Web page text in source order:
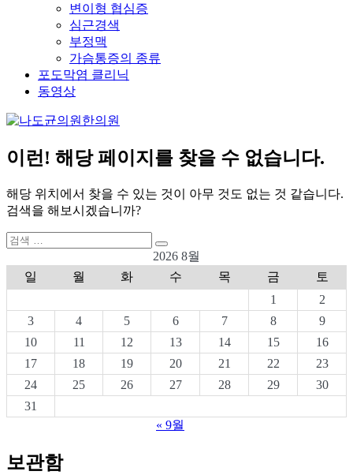
변이형 협심증
심근경색
부정맥
가슴통증의 종류
포도막염 클리닉
동영상
이런! 해당 페이지를 찾을 수 없습니다.
해당 위치에서 찾을 수 있는 것이 아무 것도 없는 것 같습니다.
검색을 해보시겠습니까?
검
검
색
2026 8월
일
월 화 수 목 금
토
1
2
3
4 5 6 7 8
9
10
11 12 13 14 15
16
17
18 19 20 21 22
23
24
25 26 27 28 29
30
31
« 9월
보관함